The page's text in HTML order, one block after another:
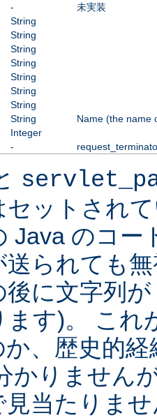
-
未実装
String
String
String
String
String
String
String
String
Name (the name
Integer
-
セットされ
Java のコー
送られても
に文字列
ます)。 これ
、歴史的
かりません
見当たりま